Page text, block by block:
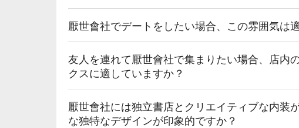
厭世會社でデートをしたい場合、この雰囲気は
友人を連れて厭世會社で集まりたい場合、店内
クスに適していますか？
厭世會社には独立書店とクリエイティブな内装
な独特なデザインが印象的ですか？